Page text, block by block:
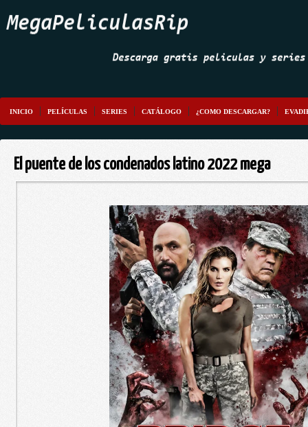
INICIO PELÍCULAS SERIES CATÁLOGO ¿COMO DESCARGAR?
El puente de los condenados latino 2022 mega